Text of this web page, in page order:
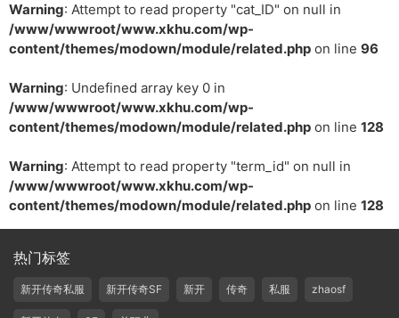
Warning: Attempt to read property "cat_ID" on null in
/www/wwwroot/www.xkhu.com/wp-
content/themes/modown/module/related.php on line 96
Warning: Undefined array key 0 in
/www/wwwroot/www.xkhu.com/wp-
content/themes/modown/module/related.php on line 128
Warning: Attempt to read property "term_id" on null in
/www/wwwroot/www.xkhu.com/wp-
content/themes/modown/module/related.php on line 128
热门标签
新开传奇私服 新开传奇SF 新开 传奇 私服 zhaosf